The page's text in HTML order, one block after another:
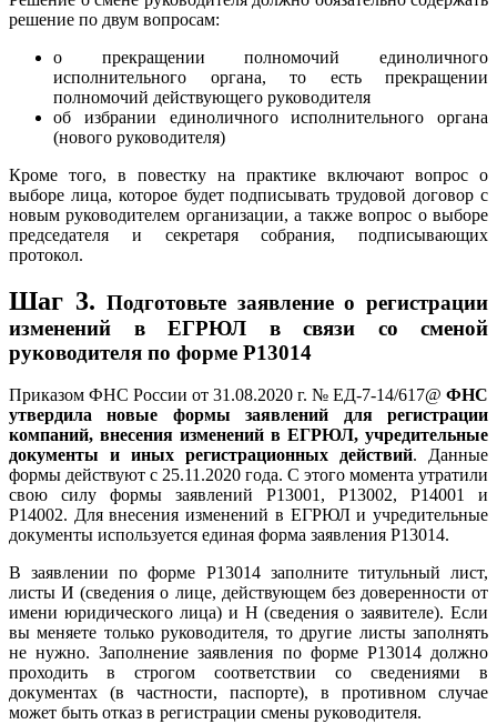
решение по двум вопросам:
о прекращении полномочий единоличного
исполнительного органа, то есть прекращении
полномочий действующего руководителя
об избрании единоличного исполнительного органа
(нового руководителя)
Кроме того, в повестку на практике включают вопрос о
выборе лица, которое будет подписывать трудовой договор с
новым руководителем организации, а также вопрос о выборе
председателя и секретаря собрания, подписывающих
протокол.
Шаг 3.Подготовьте заявление о регистрации
изменений в ЕГРЮЛ в связи со сменой
руководителя по форме Р13014
Приказом ФНС России от 31.08.2020 г. № ЕД-7-14/617@ ФНС
утвердила новые формы заявлений для регистрации
компаний, внесения изменений в ЕГРЮЛ, учредительные
документы и иных регистрационных действий. Данные
формы действуют с 25.11.2020 года. С этого момента утратили
свою силу формы заявлений Р13001, Р13002, Р14001 и
Р14002. Для внесения изменений в ЕГРЮЛ и учредительные
документы используется единая форма заявления Р13014.
В заявлении по форме Р13014 заполните титульный лист,
листы И (сведения о лице, действующем без доверенности от
имени юридического лица) и Н (сведения о заявителе). Если
вы меняете только руководителя, то другие листы заполнять
не нужно. Заполнение заявления по форме Р13014 должно
проходить в строгом соответствии со сведениями в
документах (в частности, паспорте), в противном случае
может быть отказ в регистрации смены руководителя.